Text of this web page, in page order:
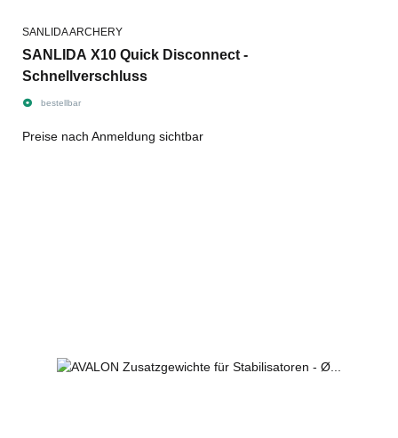
SANLIDA ARCHERY
SANLIDA X10 Quick Disconnect -
Schnellverschluss
bestellbar
Preise nach Anmeldung sichtbar